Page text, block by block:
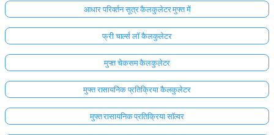
आधार परिवर्तन सूत्र कैलकुलेटर मुफ्त में
फ्री चार्ल्स लॉ कैलकुलेटर
मुफ्त चेकसम कैलकुलेटर
मुफ्त रासायनिक प्रतिक्रिया कैलकुलेटर
मुफ्त रासायनिक प्रतिक्रिया सॉल्वर